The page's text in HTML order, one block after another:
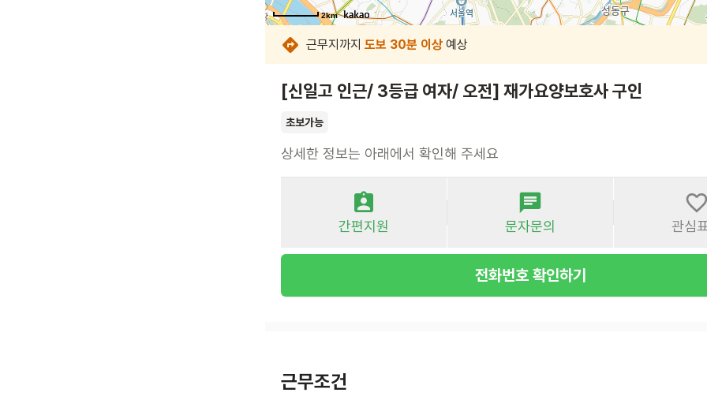
2km
2km
2km
2km
2km
2km
2km
2km
근무지까지 도보 30분 이상 예상
[신일고 인근/ 3등급 여자/ 오전] 재가요양보호사 구인
초보가능
상세한 정보는 아래에서 확인해 주세요
간편지원 문자문의 관심
전화번호 확인하기
근무조건